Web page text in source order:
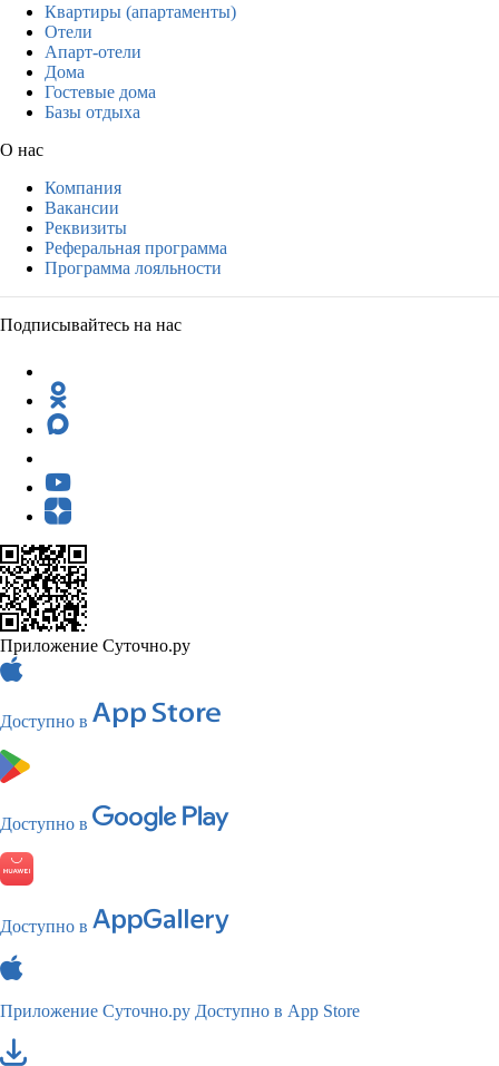
Квартиры (апартаменты)
Отели
Апарт-отели
Дома
Гостевые дома
Базы отдыха
О нас
Компания
Вакансии
Реквизиты
Реферальная программа
Программа лояльности
Подписывайтесь на нас
Приложение Суточно.ру
Доступно в
Доступно в
Доступно в
Приложение Суточно.ру Доступно в App Store